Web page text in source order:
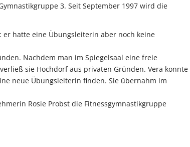
3. Seit September 1997 wird die
er hatte eine Übungsleiterin aber noch keine
Nachdem man im Spiegelsaal eine freie
sie Hochdorf aus privaten Gründen. Vera konnte
neue Übungsleiterin finden. Sie übernahm im
Rosie Probst die Fitnessgymnastikgruppe